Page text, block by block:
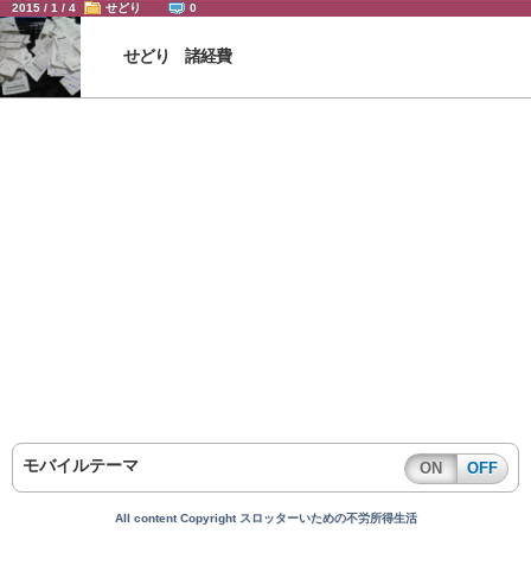
2015 / 1 / 4 せどり 0
せどり 諸経費
モバイルテーマ ON OFF
All content Copyright スロッターいための不労所得生活